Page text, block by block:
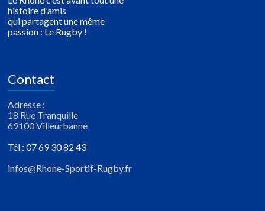
histoire d'amis
qui partagent une même
passion : Le Rugby !
Contact
Adresse :
18 Rue Tranquille
69100 Villeurbanne
Tél : 07 69 30 82 43
infos@Rhone-Sportif-Rugby.fr